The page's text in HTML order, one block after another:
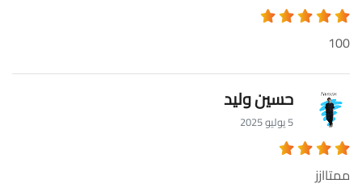
100
حسين وليد
5 يوليو 2025
ممتاازز